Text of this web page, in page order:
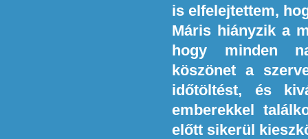
is elfelejtettem,
Máris hiányzik a
hogy minden
köszönet a
időtöltést, és
emberekkel
előtt sikerül